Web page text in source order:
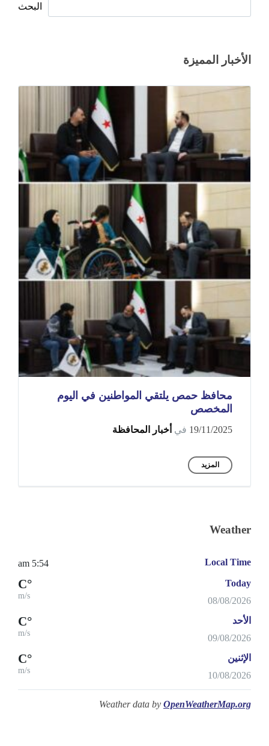
البحث
الأخبار المميزة
محافظ حمص يلتقي المواطنين في اليوم
المخصص
19/11/2025 في أخبار المحافظة
المزيد
Weather
Local Time
5:54 am
Today
08/08/2026
°C
m/s
الأحد
09/08/2026
°C
m/s
الإثنين
10/08/2026
°C
m/s
Weather data by OpenWeatherMap.org